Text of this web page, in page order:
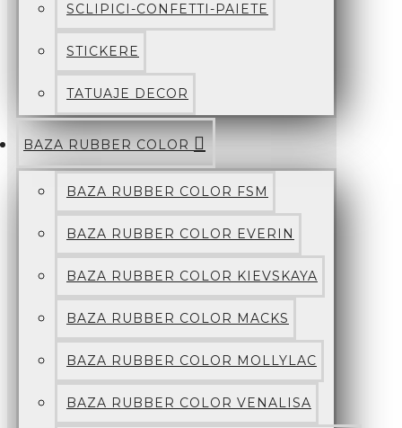
SCLIPICI-CONFETTI-PAIETE
STICKERE
TATUAJE DECOR
BAZA RUBBER COLOR
BAZA RUBBER COLOR FSM
BAZA RUBBER COLOR EVERIN
BAZA RUBBER COLOR KIEVSKAYA
BAZA RUBBER COLOR MACKS
BAZA RUBBER COLOR MOLLYLAC
BAZA RUBBER COLOR VENALISA